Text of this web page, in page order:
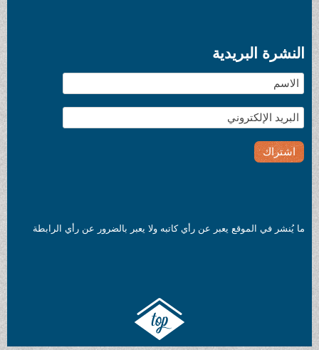
النشرة البريدية
ما يُنشر في الموقع يعبر عن رأي كاتبه ولا يعبر بالضرور عن رأي الرابطة